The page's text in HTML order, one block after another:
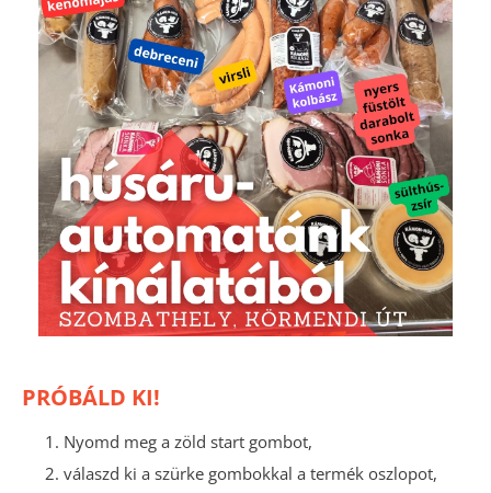
PRÓBÁLD KI!
Nyomd meg a zöld start gombot,
válaszd ki a szürke gombokkal a termék oszlopot,